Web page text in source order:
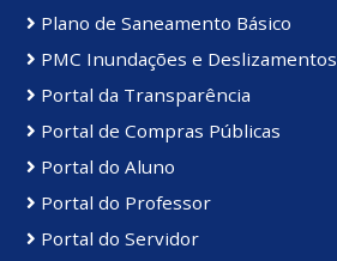
Plano de Saneamento Básico
PMC Inundações e Deslizamentos
Portal da Transparência
Portal de Compras Públicas
Portal do Aluno
Portal do Professor
Portal do Servidor